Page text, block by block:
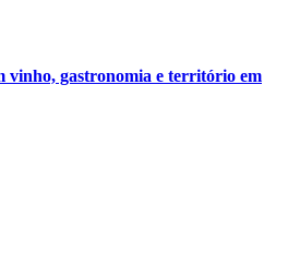
vinho, gastronomia e território em